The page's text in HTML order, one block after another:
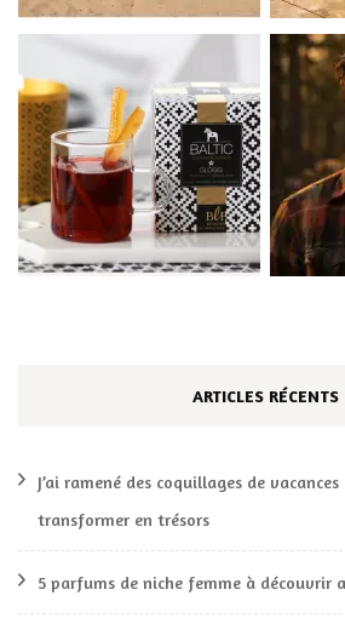
ARTICLES RÉCENTS
J’ai ramené des coquillages de
transformer en trésors
5 parfums de niche femme à découvrir